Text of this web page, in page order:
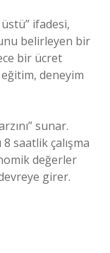
ifadesi,
belirleyen bir
bir ücret
deneyim
sunar.
saatlik çalışma
değerler
girer.